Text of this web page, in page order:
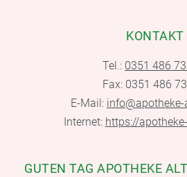
KONTAKT
Tel.: 0351 486
Fax: 0351 486
E-Mail:
Internet: https://
GUTEN TAG APOTHEKE